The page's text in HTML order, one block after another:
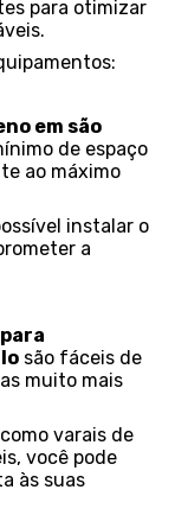
para otimizar
em são
de espaço
ao máximo
instalar o
a
são fáceis de
muito mais
varais de
você pode
às suas